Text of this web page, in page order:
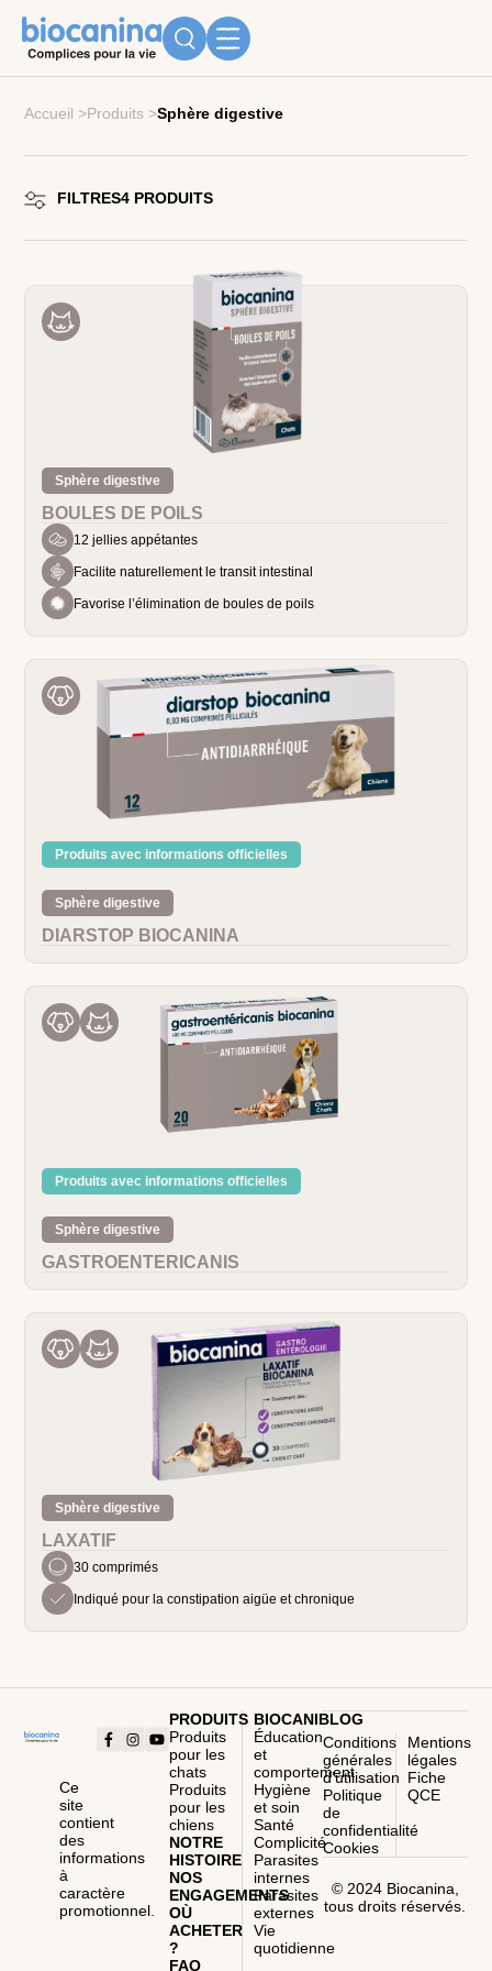
Accueil >Produits >Sphère digestive
FILTRES4 PRODUITS
Sphère digestive
BOULES DE POILS
12 jellies appétantes
Facilite naturellement le transit intestinal
Favorise l’élimination de boules de poils
Produits avec informations officielles
Sphère digestive
DIARSTOP BIOCANINA
Produits avec informations officielles
Sphère digestive
GASTROENTERICANIS
Sphère digestive
LAXATIF
30 comprimés
Indiqué pour la constipation aigüe et chronique
Ce
site
contient
des
informations
à
caractère
promotionnel.
PRODUITS
Produits
pour les
chats
Produits
pour les
chiens
NOTRE
HISTOIRE
NOS
ENGAGEMENTS
OÙ
ACHETER
?
FAQ
BIOCANIBLOG
Éducation
et
comportement
Hygiène
et soin
Santé
Complicité
Parasites
internes
Parasites
externes
Vie
quotidienne
Conditions
générales
d’utilisation
Politique
de
confidentialité
Cookies
Mentions
légales
Fiche
QCE
© 2024 Biocanina,
tous droits réservés.